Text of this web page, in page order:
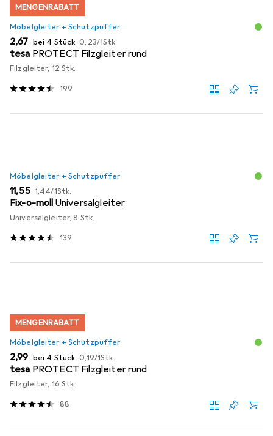
MENGENRABATT
Möbelgleiter + Schutzpuffer
EUR
2,67 bei 4 Stück EUR
0,23/1Stk.
tesa PROTECT Filzgleiter rund
Filzgleiter, 12 Stk.
199
Möbelgleiter + Schutzpuffer
EUR
11,55 EUR
1,44/1Stk.
Fix-o-moll Universalgleiter
Universalgleiter, 8 Stk.
139
MENGENRABATT
Möbelgleiter + Schutzpuffer
EUR
2,99 bei 4 Stück EUR
0,19/1Stk.
tesa PROTECT Filzgleiter rund
Filzgleiter, 16 Stk.
88